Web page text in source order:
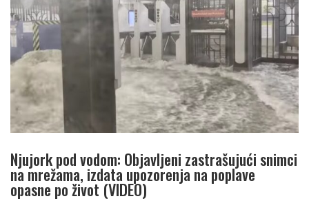
Njujork pod vodom: Objavljeni zastrašujući snimci
na mrežama, izdata upozorenja na poplave
opasne po život (VIDEO)